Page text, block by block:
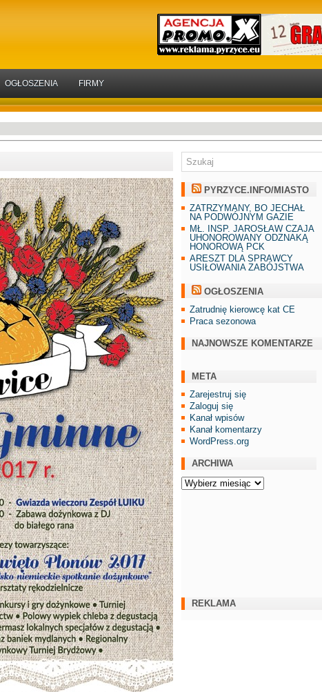
OGŁOSZENIA FIRMY
PYRZYCE.INFO/MIASTO
ZATRZYMANY, BO JECHAŁ
NA PODWÓJNYM GAZIE
MŁ. INSP. JAROSŁAW CZAJA
UHONOROWANY ODZNAKĄ
HONOROWĄ PCK
ARESZT DLA SPRAWCY
USIŁOWANIA ZABÓJSTWA
OGŁOSZENIA
Zatrudnię kierowcę kat CE
Praca sezonowa
NAJNOWSZE KOMENTARZE
META
Zarejestruj się
Zaloguj się
Kanał wpisów
Kanał komentarzy
WordPress.org
ARCHIWA
Archiwa
REKLAMA